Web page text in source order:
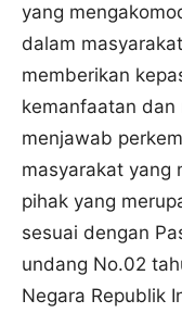
yang
dalam
memberikan
kemanfaatan dan
menjawab
masyarakat yang
pihak yang
sesuai dengan
undang No.02
Negara Republik